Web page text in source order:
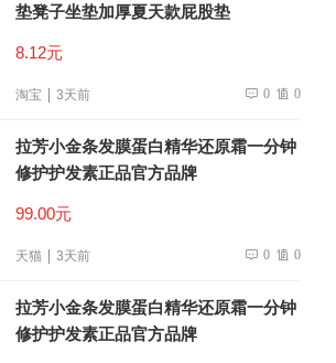
垫凳子坐垫加厚夏天款屁股垫
8.12元
淘宝 3天前 0 0
拉芳小金条发膜蛋白精华还原霜一分钟
修护护发素正品官方品牌
99.00元
天猫 3天前 0 0
拉芳小金条发膜蛋白精华还原霜一分钟
修护护发素正品官方品牌